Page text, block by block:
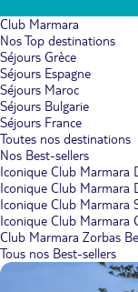
Club Marmara
Nos Top destinations
Séjours Grèce
Séjours Espagne
Séjours Maroc
Séjours Bulgarie
Séjours France
Toutes nos destinations
Nos Best-sellers
Iconique Club Marmara
Iconique Club Marmara
Iconique Club Marmara
Iconique Club Marmara
Club Marmara Zorbas
Tous nos Best-sellers